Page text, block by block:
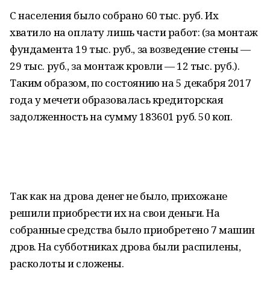
С населения было собрано 60 тыс. руб. Их
хватило на оплату лишь части работ: (за монтаж
фундамента 19 тыс. руб., за возведение стены —
29 тыс. руб., за монтаж кровли — 12 тыс. руб.).
Таким образом, по состоянию на 5 декабря 2017
года у мечети образовалась кредиторская
задолженность на сумму 183601 руб. 50 коп.
Так как на дрова денег не было, прихожане
решили приобрести их на свои деньги. На
собранные средства было приобретено 7 машин
дров. На субботниках дрова были распилены,
расколоты и сложены.